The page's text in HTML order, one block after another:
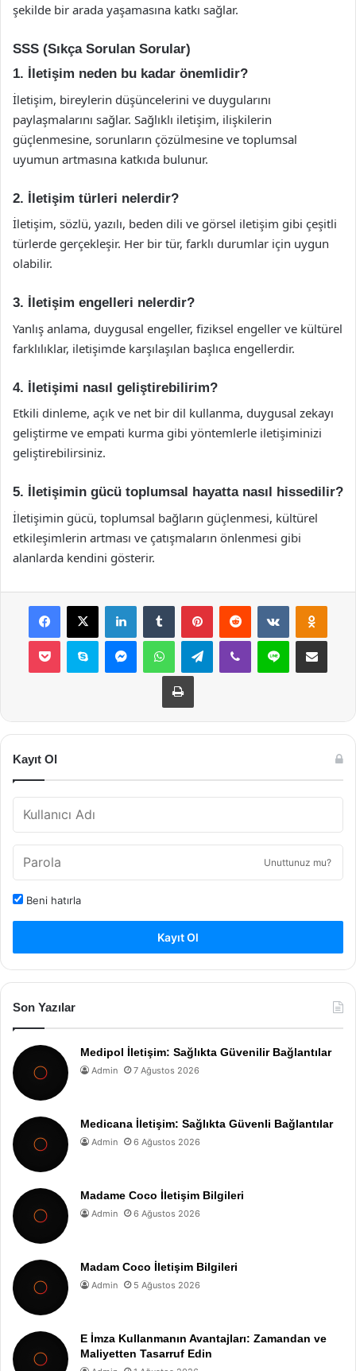
şekilde bir arada yaşamasına katkı sağlar.
SSS (Sıkça Sorulan Sorular)
1. İletişim neden bu kadar önemlidir?
İletişim, bireylerin düşüncelerini ve duygularını
paylaşmalarını sağlar. Sağlıklı iletişim, ilişkilerin
güçlenmesine, sorunların çözülmesine ve toplumsal
uyumun artmasına katkıda bulunur.
2. İletişim türleri nelerdir?
İletişim, sözlü, yazılı, beden dili ve görsel iletişim gibi çeşitli
türlerde gerçekleşir. Her bir tür, farklı durumlar için uygun
olabilir.
3. İletişim engelleri nelerdir?
Yanlış anlama, duygusal engeller, fiziksel engeller ve kültürel
farklılıklar, iletişimde karşılaşılan başlıca engellerdir.
4. İletişimi nasıl geliştirebilirim?
Etkili dinleme, açık ve net bir dil kullanma, duygusal zekayı
geliştirme ve empati kurma gibi yöntemlerle iletişiminizi
geliştirebilirsiniz.
5. İletişimin gücü toplumsal hayatta nasıl hissedilir?
İletişimin gücü, toplumsal bağların güçlenmesi, kültürel
etkileşimlerin artması ve çatışmaların önlenmesi gibi
alanlarda kendini gösterir.
Facebook
X LinkedInTumblr PinterestReddit VKontakte
Pocket Skype MessengerWhatsAppTelegramViber Line E-Posta ile
Yazdır
Kayıt Ol
Unuttunuz mu?
Beni hatırla
Kayıt Ol
Son Yazılar
Medipol İletişim: Sağlıkta Güvenilir Bağlantılar
Admin 7 Ağustos 2026
Medicana İletişim: Sağlıkta Güvenli Bağlantılar
Admin 6 Ağustos 2026
Madame Coco İletişim Bilgileri
Admin 6 Ağustos 2026
Madam Coco İletişim Bilgileri
Admin 5 Ağustos 2026
E İmza Kullanmanın Avantajları: Zamandan ve
Maliyetten Tasarruf Edin